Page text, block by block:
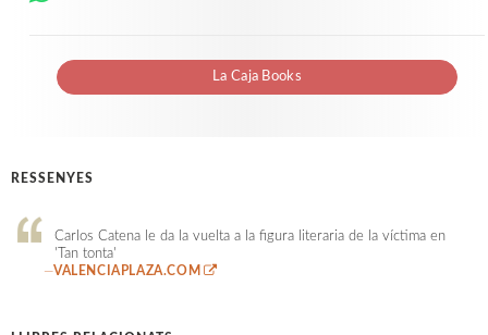
La Caja Books
RESSENYES
Carlos Catena le da la vuelta a la figura literaria de la víctima en
'Tan tonta'
—VALENCIAPLAZA.COM